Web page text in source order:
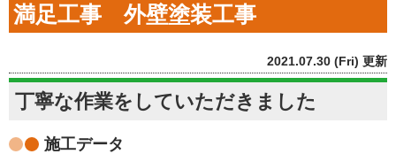
満足工事 外壁塗装工事
2021.07.30 (Fri) 更新
丁寧な作業をしていただきました
施工データ